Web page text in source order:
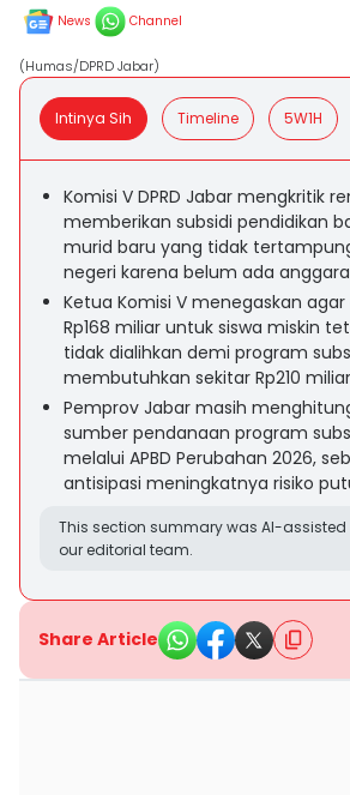
News Channel
(Humas/DPRD Jabar)
Intinya Sih Timeline 5W1H
Komisi V DPRD Jabar mengkritik
memberikan subsidi pendidikan
murid baru yang tidak
negeri karena belum ada
Ketua Komisi V menegaskan
Rp168 miliar untuk siswa miskin
tidak dialihkan demi program
membutuhkan sekitar Rp210
Pemprov Jabar masih
sumber pendanaan program
melalui APBD Perubahan 2026,
antisipasi meningkatnya risiko
This section summary was AI-
our editorial team.
Share Article